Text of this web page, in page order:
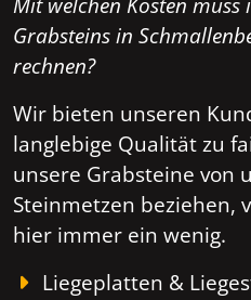
Grabsteins in
rechnen?
Wir bieten unseren
langlebige Qualität zu
unsere Grabsteine von
Steinmetzen beziehen,
hier immer ein wenig.
Liegeplatten &